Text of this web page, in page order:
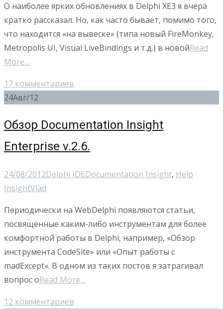
О наиболее ярких обновлениях в Delphi XE3 я вчера
кратко рассказал. Но, как часто бывает, помимо того,
что находится «на вывеске» (типа новый FireMonkey,
Metropolis UI, Visual LiveBindings и т.д.) в новойRead
More…
17 комментариев
24Авг/12
Обзор Documentation Insight
Enterprise v.2.6.
24/08/2012Delphi IDEDocumentation Insight, Help
InsightVlad
Периодически на WebDelphi появляются статьи,
посвященные каким-либо инструментам для более
комфортной работы в Delphi, например, «Обзор
инструмента CodeSite» или «Опыт работы с
madExcept«. В одном из таких постов я затрагивал
вопрос оRead More…
12 комментариев